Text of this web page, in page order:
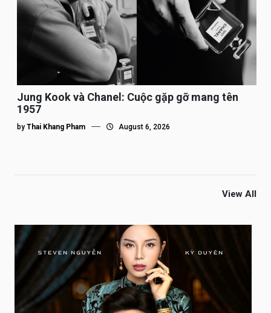
Jung Kook và Chanel: Cuộc gặp gỡ mang tên
1957
by Thai Khang Pham August 6, 2026
View All